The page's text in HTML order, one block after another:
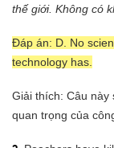
thế giới. Không có
Đáp án: D. No
technology has.
Giải thích: Câu này
quan trọng của